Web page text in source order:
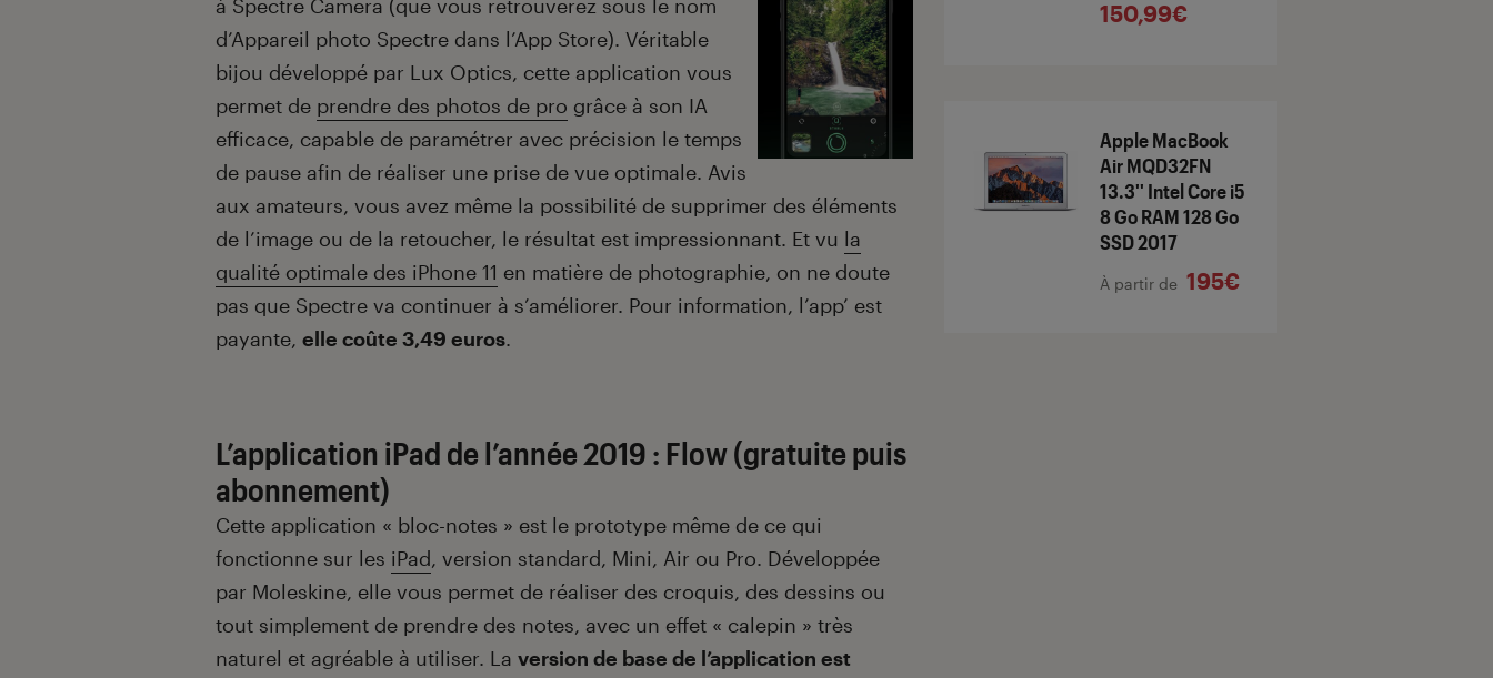
à Spectre Camera (que vous retrouverez sous le nom
d’Appareil photo Spectre dans l’App Store). Véritable
bijou développé par Lux Optics, cette application vous
permet de prendre des photos de pro grâce à son IA
efficace, capable de paramétrer avec précision le temps
de pause afin de réaliser une prise de vue optimale. Avis
aux amateurs, vous avez même la possibilité de supprimer des éléments
de l’image ou de la retoucher, le résultat est impressionnant. Et vu la
qualité optimale des iPhone 11 en matière de photographie, on ne doute
pas que Spectre va continuer à s’améliorer. Pour information, l’app’ est
payante, elle coûte 3,49 euros.
L’application iPad de l’année 2019 : Flow (gratuite puis
abonnement)
Cette application « bloc-notes » est le prototype même de ce qui
fonctionne sur les iPad, version standard, Mini, Air ou Pro. Développée
par Moleskine, elle vous permet de réaliser des croquis, des dessins ou
tout simplement de prendre des notes, avec un effet « calepin » très
naturel et agréable à utiliser. La version de base de l’application est
150,99€
Apple MacBook
Air MQD32FN
13.3'' Intel Core i5
8 Go RAM 128 Go
SSD 2017
À partir de 195€